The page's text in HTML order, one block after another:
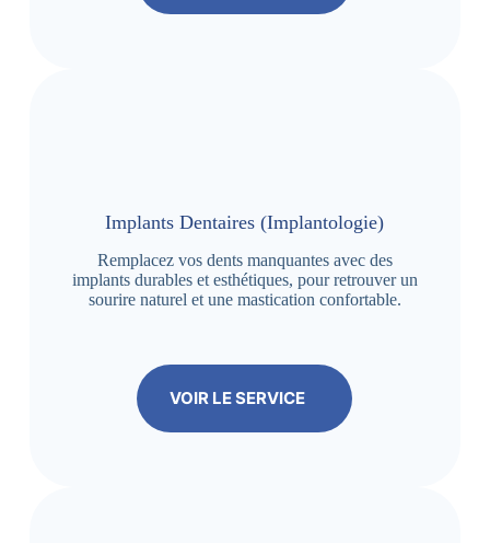
Implants Dentaires (Implantologie)
Remplacez vos dents manquantes avec des
implants durables et esthétiques, pour retrouver un
sourire naturel et une mastication confortable.
VOIR LE SERVICE